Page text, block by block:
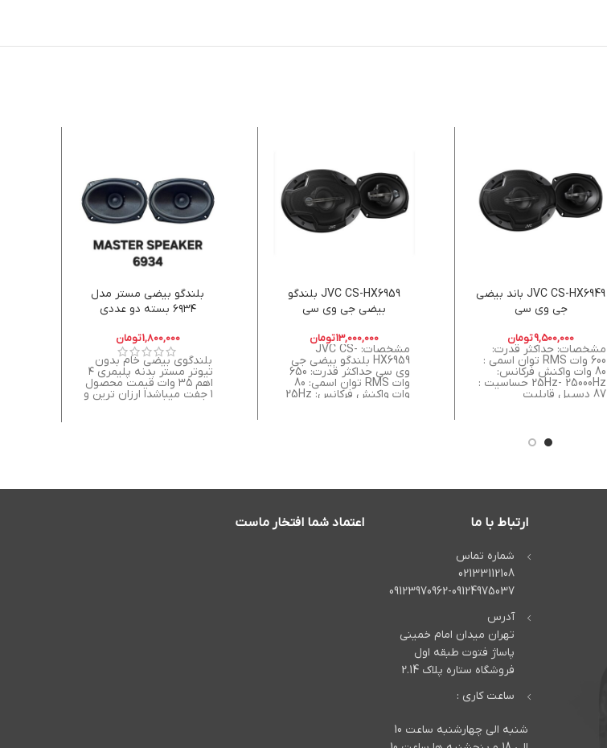
JVC CS-HX6949 باند بيضي
جي وي سي
9,500,000تومان
مشخصات: حداکثر قدرت:
600 وات RMS توان اسمی :
80 وات واکنش فرکانس:
25Hz- 25000Hz حساسیت :
87 دسیبل قابلیت
JVC CS-HX6959 بلندگو
بیضی جی وی سی
13,000,000تومان
مشخصات: JVC CS-
HX6959 بلندگو بیضی جی
وی سی حداکثر قدرت: 650
وات RMS توان اسمی: 80
وات واکنش فرکانس: 25Hz
بلندگو بیضی مستر مدل
۶۹۳۴ بسته دو عددی
1,800,000تومان
بلندگوی بیضی خام بدون
تیوتر مستر بدنه پلیمری ۴
اهم ۳۵ وات قیمت محصول
۱ جفت میباشدا ارزان ترین و
ارتباط با ما
شماره تماس
02133112108
09123970962-09124975037
آدرس
تهران میدان امام خمینی
پاساژ فتوت طبقه اول
فروشگاه ستاره پلاک 2.14
ساعت کاری :
شنبه الی چهارشنبه ساعت 10
اعتماد شما افتخار ماست